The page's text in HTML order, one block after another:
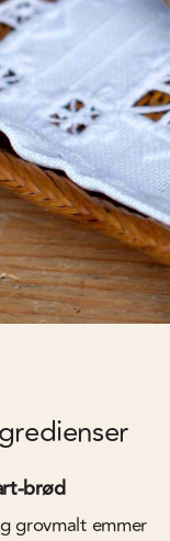
brød
grovmalt emmer